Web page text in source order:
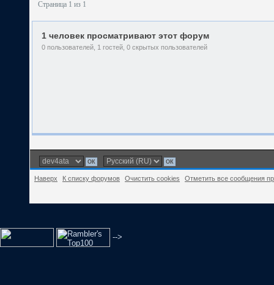
Страница 1 из 1
1 человек просматривают этот форум
0 пользователей, 1 гостей, 0 скрытых пользователей
Наверх К списку форумов Очистить cookies Отметить все сообщения
-->